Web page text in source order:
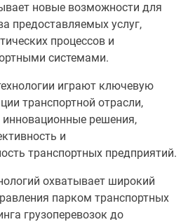
новые возможности для
предоставляемых услуг,
процессов и
системами.
играют ключевую
транспортной отрасли,
инновационные решения,
и
транспортных предприятий.
охватывает широкий
парком транспортных
грузоперевозок до